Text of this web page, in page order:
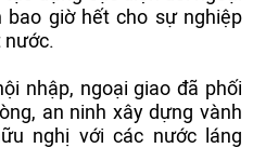
giờ hết cho sự nghiệp
nước.
nhập, ngoại giao đã phối
an ninh xây dựng vành
nghị với các nước láng